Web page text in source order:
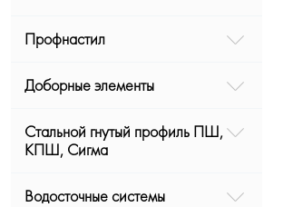
Профнастил
Доборные элементы
Стальной гнутый профиль ПШ,
КПШ, Сигма
Водосточные системы